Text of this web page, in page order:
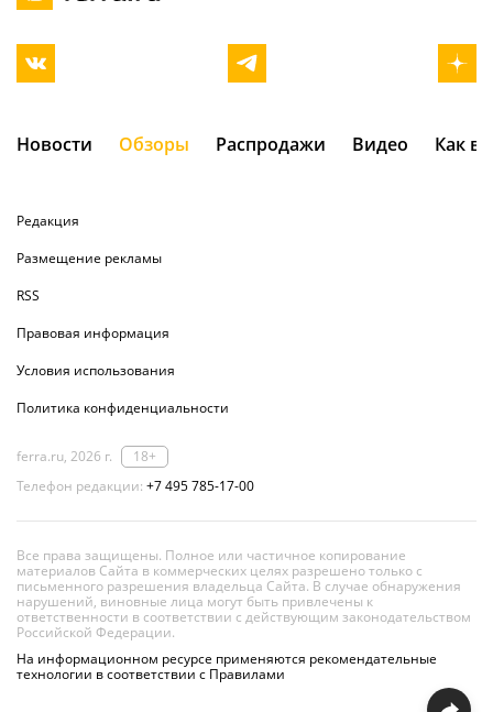
Новости Обзоры Распродажи Видео Как
Редакция
Размещение рекламы
RSS
Правовая информация
Условия использования
Политика конфиденциальности
ferra.ru, 2026 г.
18+
Телефон редакции: +7 495 785-17-00
Все права защищены. Полное или частичное копирование
материалов Сайта в коммерческих целях разрешено только с
письменного разрешения владельца Сайта. В случае обнаружения
нарушений, виновные лица могут быть привлечены к
ответственности в соответствии с действующим законодательством
Российской Федерации.
На информационном ресурсе применяются рекомендательные
технологии в соответствии с Правилами